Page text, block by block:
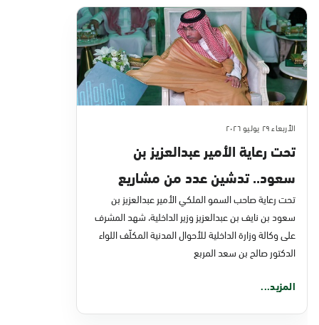
الأربعاء ٢٩ يوليو ٢٠٢٦
تحت رعاية الأمير عبدالعزيز بن
سعود.. تدشين عدد من مشاريع
التحول الرقمي والخدمات الإلكترونية
للأحوال المدنية
تحت رعاية صاحب السمو الملكي الأمير عبدالعزيز بن
سعود بن نايف بن عبدالعزيز وزير الداخلية، شهد المشرف
على وكالة وزارة الداخلية للأحوال المدنية المكلّف اللواء
الدكتور صالح بن سعد المربع
المزيد...